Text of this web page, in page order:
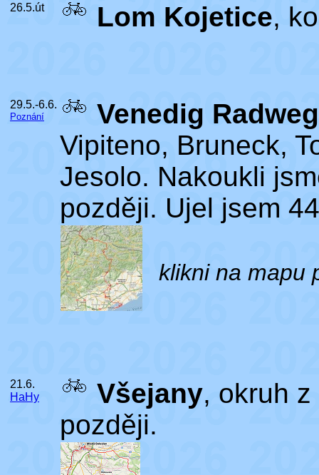
26.5.út Lom Kojetice,
29.5.-6.6.
Poznání
Venedig Radweg
Vipiteno, Bruneck,
Jesolo. Nakoukli
později. Ujel jsem
klikni na mapu
21.6.
HaHy
Všejany, okruh
později.